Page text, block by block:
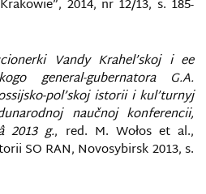
2014, nr 12/13, s. 185-
Vandy Krahel’skoj i ee
general-gubernatora G.A.
pol’skoj istorii i kul’turnyj
naučnoj konferencii,
2013 g., red. M. Wołos et al.,
SO RAN, Novosybirsk 2013, s.